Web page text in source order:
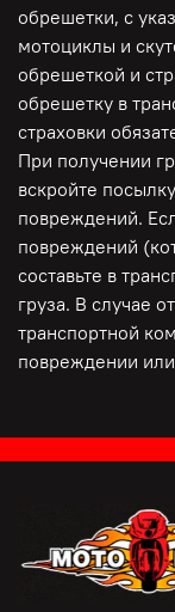
обрешетки, с
мотоциклы и
обрешеткой и
обрешетку в
страховки
При получении
вскройте
повреждений.
повреждений
составьте в
груза. В случае
транспортной
повреждении или